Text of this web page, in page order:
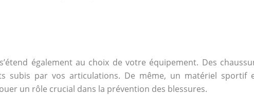
également au choix de votre équipement. Des
subis par vos articulations. De même, un matériel
un rôle crucial dans la prévention des blessures.